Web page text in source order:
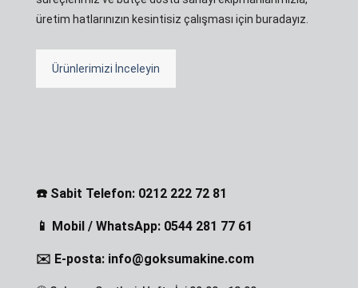
üretim hatlarınızın kesintisiz çalışması için buradayız.
Ürünlerimizi İnceleyin
☎️ Sabit Telefon: 0212 222 72 81
📱 Mobil / WhatsApp: 0544 281 77 61
✉️ E-posta: info@goksumakine.com